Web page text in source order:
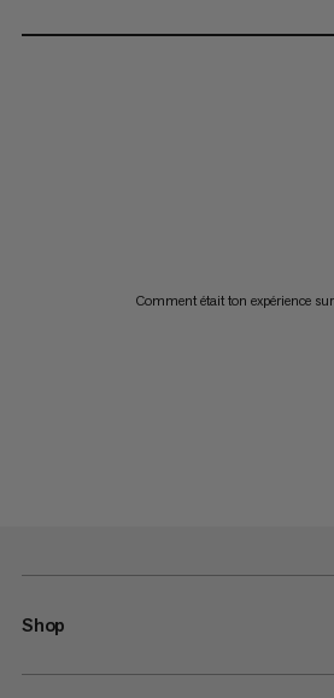
Comment était ton expérience
Shop